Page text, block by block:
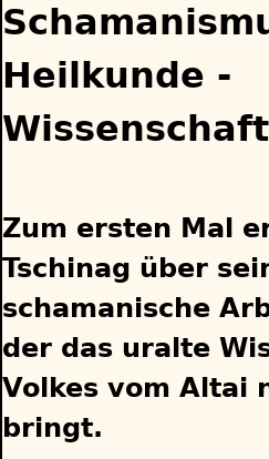
Heilkunde -
Wissenschaft
Zum ersten Mal
Tschinag über
schamanische
der das uralte
Volkes vom Altai
bringt.